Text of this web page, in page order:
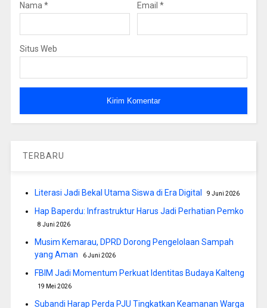
Nama * Email *
Situs Web
TERBARU
Literasi Jadi Bekal Utama Siswa di Era Digital 9 Juni 2026
Hap Baperdu: Infrastruktur Harus Jadi Perhatian Pemko
8 Juni 2026
Musim Kemarau, DPRD Dorong Pengelolaan Sampah
yang Aman
6 Juni 2026
FBIM Jadi Momentum Perkuat Identitas Budaya Kalteng
19 Mei 2026
Subandi Harap Perda PJU Tingkatkan Keamanan Warga